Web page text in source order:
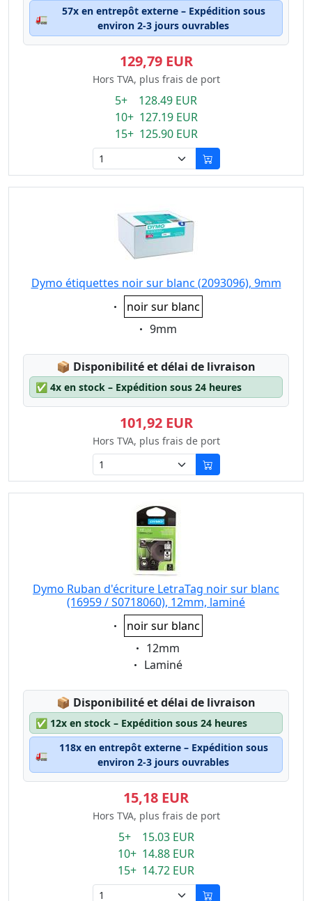
🚛
57x en entrepôt externe – Expédition sous
environ 2-3 jours ouvrables
129,79 EUR
Hors TVA, plus frais de port
5+ 128.49 EUR
10+ 127.19 EUR
15+ 125.90 EUR
Dymo étiquettes noir sur blanc (2093096), 9mm
Eigenschaft:
noir sur blanc
Eigenschaft:
9mm
📦 Lagerstatus:
Disponibilité et délai de livraison
✅ 4x en stock – Expédition sous 24 heures
101,92 EUR
Hors TVA, plus frais de port
Dymo Ruban d'écriture LetraTag noir sur blanc
(16959 / S0718060), 12mm, laminé
Eigenschaft:
noir sur blanc
Eigenschaft:
12mm
Eigenschaft:
Laminé
📦 Lagerstatus:
Disponibilité et délai de livraison
✅ 12x en stock – Expédition sous 24 heures
🚛
118x en entrepôt externe – Expédition sous
environ 2-3 jours ouvrables
15,18 EUR
Hors TVA, plus frais de port
5+ 15.03 EUR
10+ 14.88 EUR
15+ 14.72 EUR